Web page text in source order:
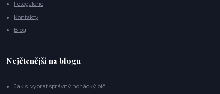
Fotogalerie
Kontakty
Blog
Nejčtenější na blogu
Jak si vybrat správný honácký bič